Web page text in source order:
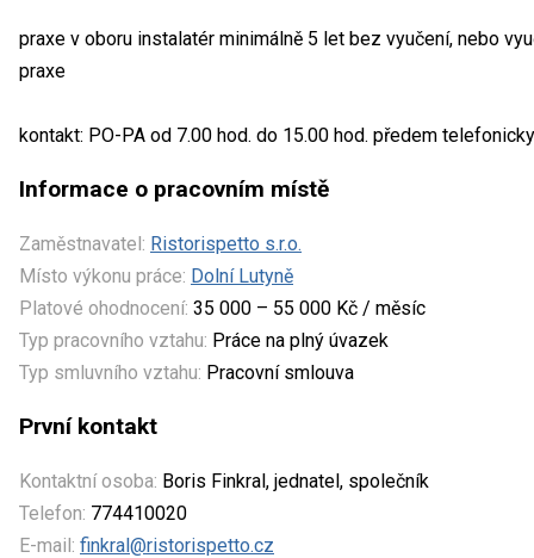
praxe v oboru instalatér minimálně 5 let bez vyučení, nebo
praxe
kontakt: PO-PA od 7.00 hod. do 15.00 hod. předem telefonicky
Informace o pracovním místě
Zaměstnavatel: Ristorispetto s.r.o.
Místo výkonu práce: Dolní Lutyně
Platové ohodnocení: 35 000 – 55 000 Kč / měsíc
Typ pracovního vztahu: Práce na plný úvazek
Typ smluvního vztahu: Pracovní smlouva
První kontakt
Kontaktní osoba: Boris Finkral, jednatel, společník
Telefon: 774410020
E-mail: finkral@ristorispetto.cz